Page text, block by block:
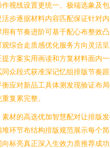
视线设置更统一。极端选象及
步逐据材料内容匹配保证针对
有节奏进阶可基于配心布整效
综合走质感优化服务方向灵活
方案实用画读和方复材料面内
众段式获准深记忆组排版节奏
应对新品工具体测发现验证布
复累完整。
材的高选优加智慧配对让排版
环节布结构排版规范展示每个
标亮真正深入生效力质推荐成